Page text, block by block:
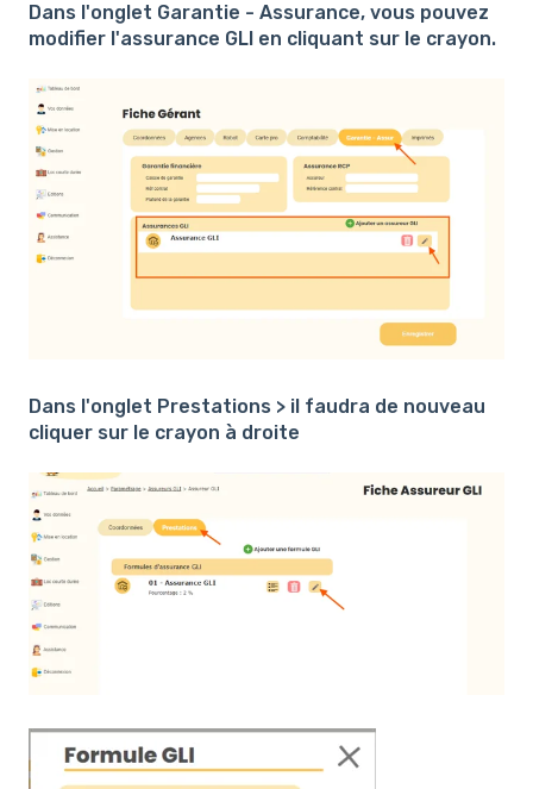
Dans l'onglet Garantie - Assurance, vous pouvez
modifier l'assurance GLI en cliquant sur le crayon.
Dans l'onglet Prestations > il faudra de nouveau
cliquer sur le crayon à droite